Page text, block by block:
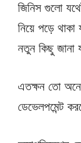
জিনিস গুলো
নিয়ে পড়ে
নতুন কিছু জানা
এতক্ষন তো
ডেভেলপমেন্ট